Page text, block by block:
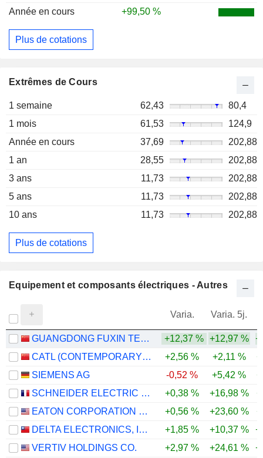
Année en cours
+99,50 %
Plus de cotations
Extrêmes de Cours
1 semaine 62,43
80,4
1 mois
61,53
124,9
Année en cours
37,69
202,88
1 an
28,55
202,88
3 ans
11,73
202,88
5 ans
11,73
202,88
10 ans
11,73 202,88
Plus de cotations
Equipement et composants électriques - Autres
Varia. Varia. 5j.
GUANGDONG FUXIN TECHNOLOGY CO., LTD. +12,37 % +12,97 %
CATL (CONTEMPORARY AMPEREX TECHNOLOGY)
+2,56 % +2,11 %
SIEMENS AG
-0,52 % +5,42 %
SCHNEIDER ELECTRIC SE
+0,38 % +16,98 %
EATON CORPORATION PLC
+0,56 % +23,60 %
DELTA ELECTRONICS, INC.
+1,85 % +10,37 %
VERTIV HOLDINGS CO.
+2,97 % +24,61 %